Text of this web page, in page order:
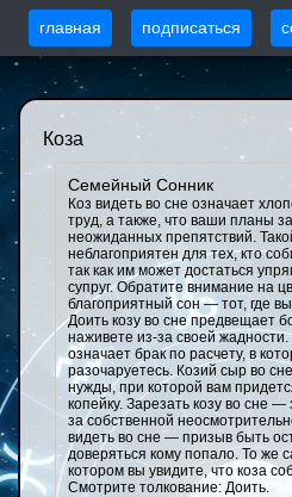
главная подписаться
Коза
Семейный Сонник
Коз видеть во сне означает
труд, а также, что ваши планы
неожиданных препятствий.
неблагоприятен для тех, кто
так как им может достаться
супруг. Обратите внимание на
благоприятный сон — тот, где
Доить козу во сне предвещает
наживете из-за своей жадности.
означает брак по расчету, в
разочаруетесь. Козий сыр во
нужды, при которой вам
копейку. Зарезать козу во сне
за собственной
видеть во сне — призыв быть
доверяться кому попало. То же
котором вы увидите, что коза
Смотрите толкование: Доить.